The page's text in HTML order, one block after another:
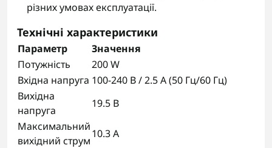
різних умовах експлуатації.
Технічні характеристики
Параметр
Значення
Потужність
200 W
Вхідна напруга 100-240 В / 2.5 А (50 Гц/60 Гц)
Вихідна
напруга
19.5 В
Максимальний
вихідний струм
10.3 А